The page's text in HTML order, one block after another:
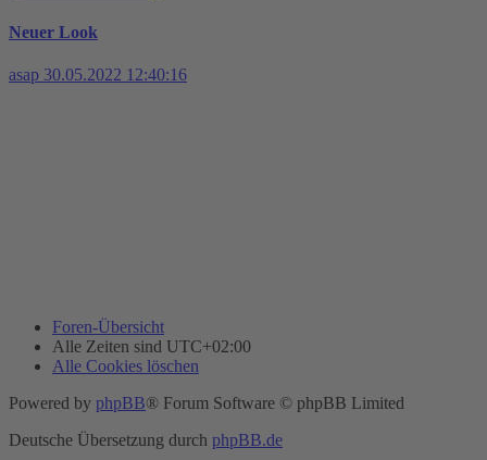
Neuer Look
asap 30.05.2022 12:40:16
Foren-Übersicht
Alle Zeiten sind UTC+02:00
Alle Cookies löschen
Powered by phpBB® Forum Software © phpBB Limited
Deutsche Übersetzung durch phpBB.de